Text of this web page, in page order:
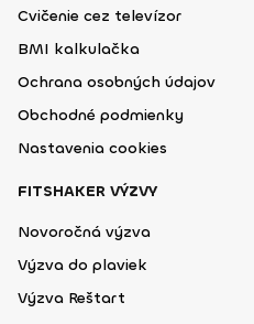
Cvičenie cez televízor
BMI kalkulačka
Ochrana osobných údajov
Obchodné podmienky
Nastavenia cookies
FITSHAKER VÝZVY
Novoročná výzva
Výzva do plaviek
Výzva Reštart